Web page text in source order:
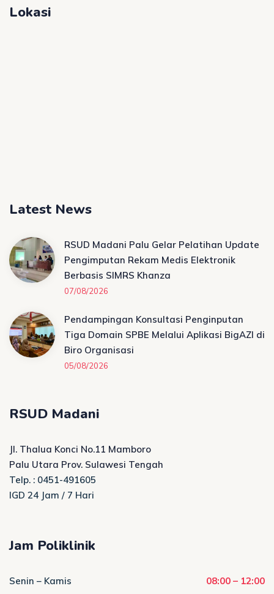
Lokasi
Latest News
RSUD Madani Palu Gelar Pelatihan Update
Pengimputan Rekam Medis Elektronik
Berbasis SIMRS Khanza
07/08/2026
Pendampingan Konsultasi Penginputan
Tiga Domain SPBE Melalui Aplikasi BigAZI di
Biro Organisasi
05/08/2026
RSUD Madani
Jl. Thalua Konci No.11 Mamboro
Palu Utara Prov. Sulawesi Tengah
Telp. : 0451-491605
IGD 24 Jam / 7 Hari
Jam Poliklinik
Senin – Kamis 08:00 – 12:00